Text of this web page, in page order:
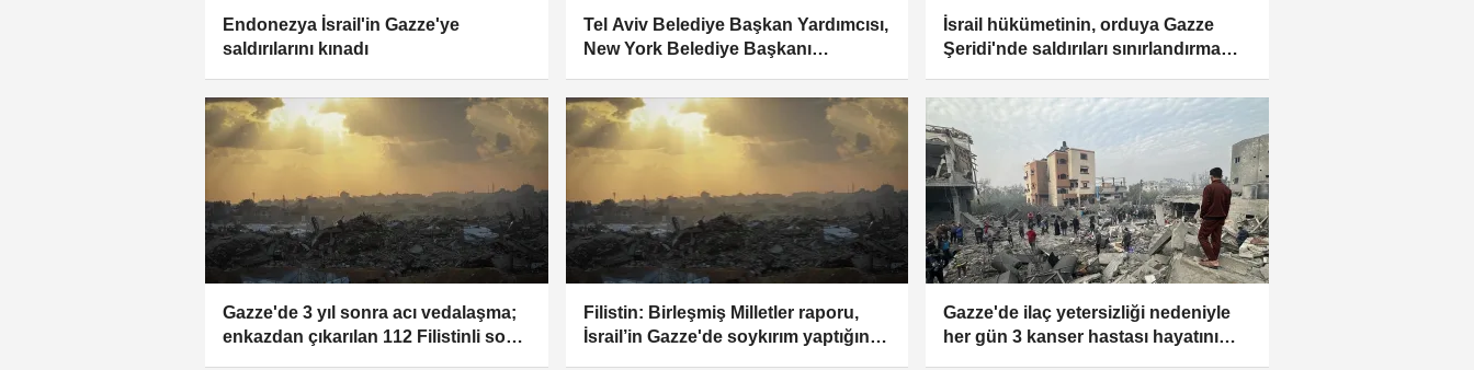
Endonezya İsrail'in Gazze'ye
saldırılarını kınadı
Tel Aviv Belediye Başkan Yardımcısı,
New York Belediye Başkanı
İsrail hükümetinin, orduya Gazze
Şeridi'nde saldırıları sınırlandırma
Gazze'de 3 yıl sonra acı vedalaşma;
enkazdan çıkarılan 112 Filistinli son
Filistin: Birleşmiş Milletler raporu,
İsrail’in Gazze'de soykırım yaptığına
Gazze'de ilaç yetersizliği nedeniyle
her gün 3 kanser hastası hayatını